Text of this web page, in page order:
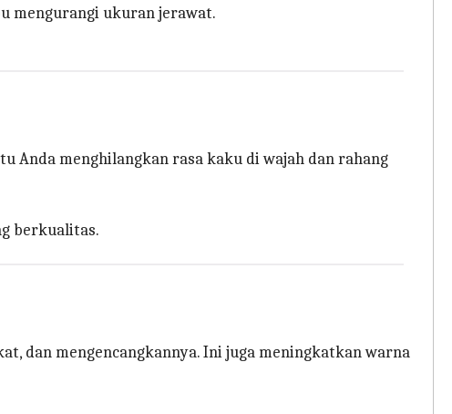
mengurangi ukuran jerawat.
Anda menghilangkan rasa kaku di wajah dan rahang
berkualitas.
dan mengencangkannya. Ini juga meningkatkan warna